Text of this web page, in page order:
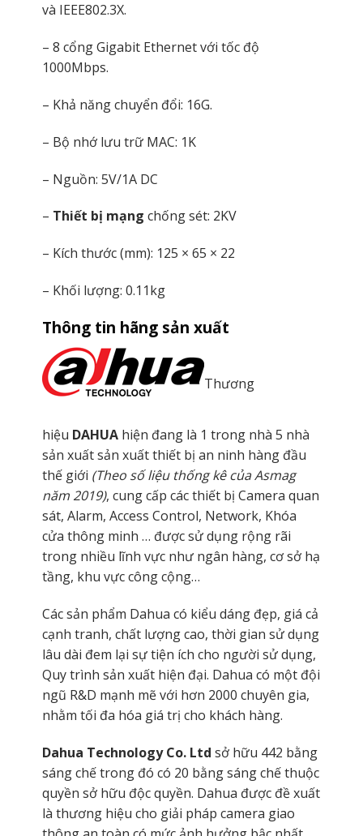
và IEEE802.3X.
– 8 cổng Gigabit Ethernet với tốc độ
1000Mbps.
– Khả năng chuyển đổi: 16G.
– Bộ nhớ lưu trữ MAC: 1K
– Nguồn: 5V/1A DC
– Thiết bị mạng chống sét: 2KV
– Kích thước (mm): 125 × 65 × 22
– Khối lượng: 0.11kg
Thông tin hãng sản xuất
Thương
hiệu DAHUAhiện đang là 1 trong nhà 5 nhà
sản xuất sản xuất thiết bị an ninh hàng đầu
thế giới (Theo số liệu thống kê của Asmag
năm 2019), cung cấp các thiết bị Camera quan
sát, Alarm, Access Control, Network, Khóa
cửa thông minh … được sử dụng rộng rãi
trong nhiều lĩnh vực như ngân hàng, cơ sở hạ
tầng, khu vực công cộng…
Các sản phẩm Dahua có kiểu dáng đẹp, giá cả
cạnh tranh, chất lượng cao, thời gian sử dụng
lâu dài đem lại sự tiện ích cho người sử dụng,
Quy trình sản xuất hiện đại. Dahua có một đội
ngũ R&D mạnh mẽ với hơn 2000 chuyên gia,
nhằm tối đa hóa giá trị cho khách hàng.
Dahua Technology Co. Ltd sở hữu 442 bằng
sáng chế trong đó có 20 bằng sáng chế thuộc
quyền sở hữu độc quyền. Dahua được đề xuất
là thương hiệu cho giải pháp camera giao